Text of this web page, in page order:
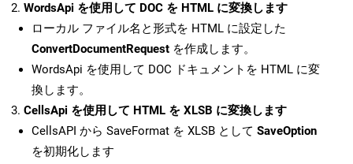
WordsApi を使用して DOC を HTML に変換します
ローカル ファイル名と形式を HTML に設定した
ConvertDocumentRequest を作成します。
WordsApi を使用して DOC ドキュメントを HTML に変
換します。
CellsApi を使用して HTML を XLSB に変換します
CellsAPI から SaveFormat を XLSB として SaveOption
を初期化します